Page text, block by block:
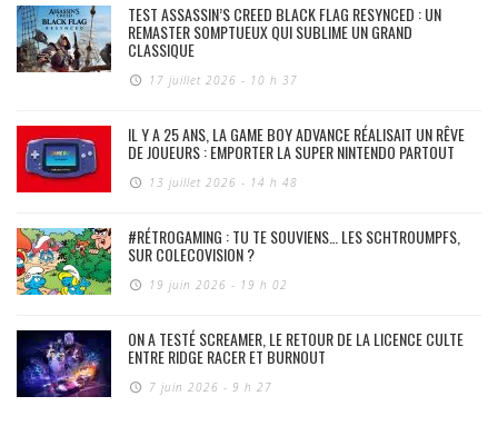
TEST ASSASSIN’S CREED BLACK FLAG RESYNCED : UN
REMASTER SOMPTUEUX QUI SUBLIME UN GRAND
CLASSIQUE
17 juillet 2026 - 10 h 37
IL Y A 25 ANS, LA GAME BOY ADVANCE RÉALISAIT UN RÊVE
DE JOUEURS : EMPORTER LA SUPER NINTENDO PARTOUT
13 juillet 2026 - 14 h 48
#RÉTROGAMING : TU TE SOUVIENS… LES SCHTROUMPFS,
SUR COLECOVISION ?
19 juin 2026 - 19 h 02
ON A TESTÉ SCREAMER, LE RETOUR DE LA LICENCE CULTE
ENTRE RIDGE RACER ET BURNOUT
7 juin 2026 - 9 h 27